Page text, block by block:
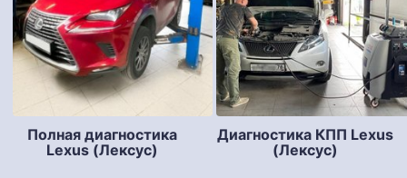
Полная диагностика
Lexus (Лексус)
Диагностика КПП Lexus
(Лексус)